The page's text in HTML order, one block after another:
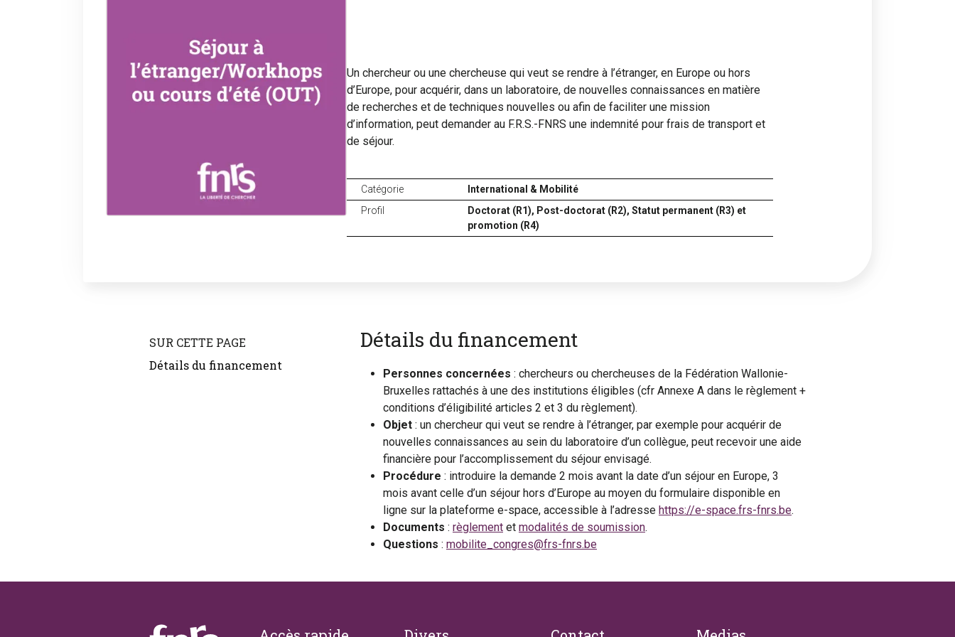
Un chercheur ou une chercheuse qui veut se rendre à l’étranger, en Europe ou hors
d’Europe, pour acquérir, dans un laboratoire, de nouvelles connaissances en matière
de recherches et de techniques nouvelles ou afin de faciliter une mission
d’information, peut demander au F.R.S.-FNRS une indemnité pour frais de transport et
de séjour.
Catégorie
International & Mobilité
Profil
Doctorat (R1), Post-doctorat (R2), Statut permanent (R3) et
promotion (R4)
SUR CETTE PAGE
Détails du financement
Détails du financement
Personnes concernées : chercheurs ou chercheuses de la Fédération Wallonie-
Bruxelles rattachés à une des institutions éligibles (cfr Annexe A dans le règlement +
conditions d’éligibilité articles 2 et 3 du règlement).
Objet: un chercheur qui veut se rendre à l’étranger, par exemple pour acquérir de
nouvelles connaissances au sein du laboratoire d’un collègue, peut recevoir une aide
financière pour l’accomplissement du séjour envisagé.
Procédure : introduire la demande 2 mois avant la date d’un séjour en Europe, 3
mois avant celle d’un séjour hors d’Europe au moyen du formulaire disponible en
ligne sur la plateforme e-space, accessible à l’adresse https://e-space.frs-fnrs.be.
Documents : règlementet modalités de soumission.
Questions : mobilite_congres@frs-fnrs.be
Footer